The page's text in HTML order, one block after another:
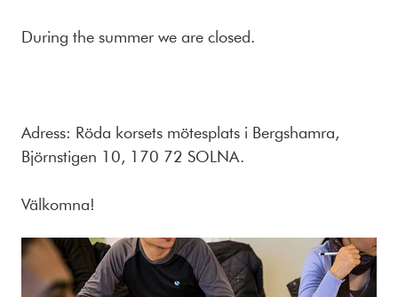
During the summer we are closed.
Adress: Röda korsets mötesplats i Bergshamra,
Björnstigen 10, 170 72 SOLNA.
Välkomna!